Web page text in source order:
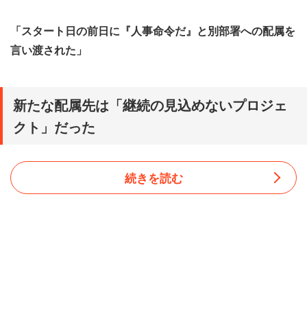
「スタート日の前日に『人事命令だ』と別部署への配属を
言い渡された」
新たな配属先は「継続の見込めないプロジェ
クト」だった
続きを読む